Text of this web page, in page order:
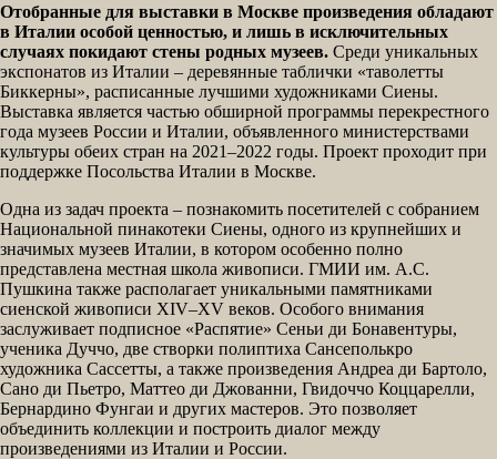
Отобранные для выставки в Москве произведения обладают
в Италии особой ценностью, и лишь в исключительных
случаях покидают стены родных музеев. Среди уникальных
экспонатов из Италии – деревянные таблички «таволетты
Биккерны», расписанные лучшими художниками Сиены.
Выставка является частью обширной программы перекрестного
года музеев России и Италии, объявленного министерствами
культуры обеих стран на 2021–2022 годы. Проект проходит при
поддержке Посольства Италии в Москве.
Одна из задач проекта – познакомить посетителей с собранием
Национальной пинакотеки Сиены, одного из крупнейших и
значимых музеев Италии, в котором особенно полно
представлена местная школа живописи. ГМИИ им. А.С.
Пушкина также располагает уникальными памятниками
сиенской живописи XIV–XV веков. Особого внимания
заслуживает подписное «Распятие» Сеньи ди Бонавентуры,
ученика Дуччо, две створки полиптиха Сансеполькро
художника Сассетты, а также произведения Андреа ди Бартоло,
Сано ди Пьетро, Маттео ди Джованни, Гвидоччо Коццарелли,
Бернардино Фунгаи и других мастеров. Это позволяет
объединить коллекции и построить диалог между
произведениями из Италии и России.